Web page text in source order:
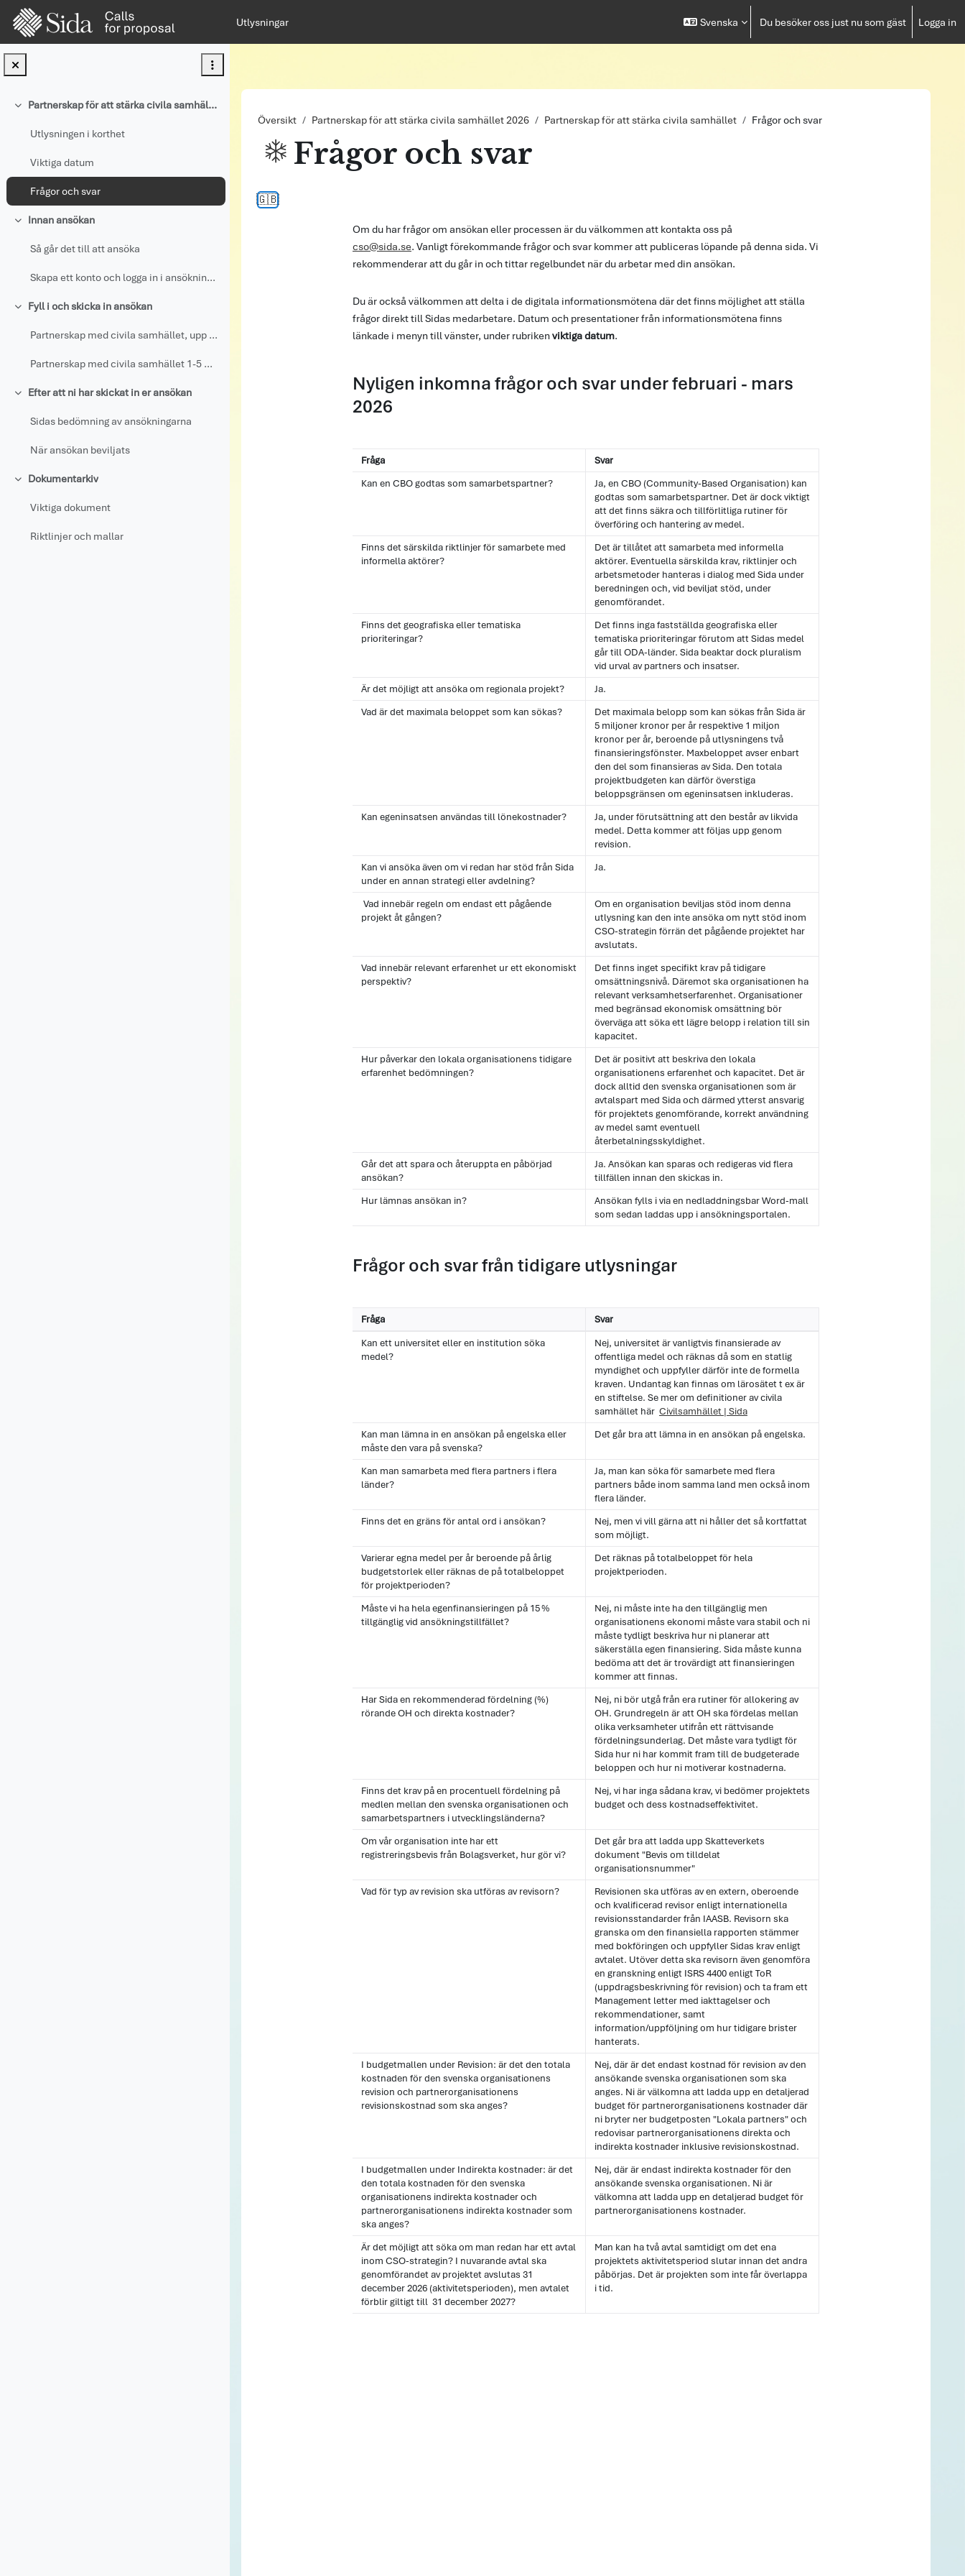
Gå direkt till huvudinnehåll
Utlysningar
Svenska Du besöker oss just nu som gäst Logga in
Fäll ihop
Partnerskap för att stärka civila samhället
Utlysningen i korthet
Viktiga datum
Frågor och svar
Fäll ihop
Innan ansökan
Så går det till att ansöka
Skapa ett konto och logga in i ansökningsportalen
Fäll ihop
Fyll i och skicka in ansökan
Partnerskap med civila samhället, upp till 1 MSEK
Partnerskap med civila samhället 1-5 MSEK
Fäll ihop
Efter att ni har skickat in er ansökan
Sidas bedömning av ansökningarna
När ansökan beviljats
Fäll ihop
Dokumentarkiv
Viktiga dokument
Riktlinjer och mallar
Översikt Partnerskap för att stärka civila samhället 2026 Partnerskap för att stärka civila samhället Frågor och svar
Frågor och svar
🇬🇧
Om du har frågor om ansökan eller processen är du välkommen att kontakta oss på
cso@sida.se. Vanligt förekommande frågor och svar kommer att publiceras löpande på denna sida. Vi
rekommenderar att du går in och tittar regelbundet när du arbetar med din ansökan.
Du är också välkommen att delta i de digitala informationsmötena där det finns möjlighet att ställa
frågor direkt till Sidas medarbetare. Datum och presentationer från informationsmötena finns
länkade i menyn till vänster, under rubrikenviktiga datum.
Nyligen inkomna frågor och svar under februari - mars
2026
Fråga
Svar
Kan en CBO godtas som samarbetspartner?
Ja, en CBO (Community-Based Organisation) kan
godtas som samarbetspartner. Det är dock viktigt
att det finns säkra och tillförlitliga rutiner för
överföring och hantering av medel.
Finns det särskilda riktlinjer för samarbete med
informella aktörer?
Det är tillåtet att samarbeta med informella
aktörer. Eventuella särskilda krav, riktlinjer och
arbetsmetoder hanteras i dialog med Sida under
beredningen och, vid beviljat stöd, under
genomförandet.
Finns det geografiska eller tematiska
prioriteringar?
Det finns inga fastställda geografiska eller
tematiska prioriteringar förutom att Sidas medel
går till ODA-länder. Sida beaktar dock pluralism
vid urval av partners och insatser.
Är det möjligt att ansöka om regionala projekt?
Ja.
Vad är det maximala beloppet som kan sökas?
Det maximala belopp som kan sökas från Sida är
5 miljoner kronor per år respektive 1 miljon
kronor per år, beroende på utlysningens två
finansieringsfönster. Maxbeloppet avser enbart
den del som finansieras av Sida. Den totala
projektbudgeten kan därför överstiga
beloppsgränsen om egeninsatsen inkluderas.
Kan egeninsatsen användas till lönekostnader?
Ja, under förutsättning att den består av likvida
medel. Detta kommer att följas upp genom
revision.
Kan vi ansöka även om vi redan har stöd från Sida
under en annan strategi eller avdelning?
Ja.
Vad innebär regeln om endast ett pågående
projekt åt gången?
Om en organisation beviljas stöd inom denna
utlysning kan den inte ansöka om nytt stöd inom
CSO-strategin förrän det pågående projektet har
avslutats.
Vad innebär relevant erfarenhet ur ett ekonomiskt
perspektiv?
Det finns inget specifikt krav på tidigare
omsättningsnivå. Däremot ska organisationen ha
relevant verksamhetserfarenhet. Organisationer
med begränsad ekonomisk omsättning bör
överväga att söka ett lägre belopp i relation till sin
kapacitet.
Hur påverkar den lokala organisationens tidigare
erfarenhet bedömningen?
Det är positivt att beskriva den lokala
organisationens erfarenhet och kapacitet. Det är
dock alltid den svenska organisationen som är
avtalspart med Sida och därmed ytterst ansvarig
för projektets genomförande, korrekt användning
av medel samt eventuell
återbetalningsskyldighet.
Går det att spara och återuppta en påbörjad
ansökan?
Ja. Ansökan kan sparas och redigeras vid flera
tillfällen innan den skickas in.
Hur lämnas ansökan in?
Ansökan fylls i via en nedladdningsbar Word-mall
som sedan laddas upp i ansökningsportalen.
Frågor och svar från tidigare utlysningar
Fråga
Svar
Kan ett universitet eller en institution söka
medel?
Nej, universitet är vanligtvis finansierade av
offentliga medel och räknas då som en statlig
myndighet och uppfyller därför inte de formella
kraven. Undantag kan finnas om lärosätet t ex är
en stiftelse. Se mer om definitioner av civila
samhället här Civilsamhället | Sida
Kan man lämna in en ansökan på engelska eller
måste den vara på svenska?
Det går bra att lämna in en ansökan på engelska.
Kan man samarbeta med flera partners i flera
länder?
Ja, man kan söka för samarbete med flera
partners både inom samma land men också inom
flera länder.
Finns det en gräns för antal ord i ansökan?
Nej, men vi vill gärna att ni håller det så kortfattat
som möjligt.
Varierar egna medel per år beroende på årlig
budgetstorlek eller räknas de på totalbeloppet
för projektperioden?
Det räknas på totalbeloppet för hela
projektperioden.
Måste vi ha hela egenfinansieringen på 15 %
tillgänglig vid ansökningstillfället?
Nej, ni måste inte ha den tillgänglig men
organisationens ekonomi måste vara stabil och ni
måste tydligt beskriva hur ni planerar att
säkerställa egen finansiering. Sida måste kunna
bedöma att det är trovärdigt att finansieringen
kommer att finnas.
Har Sida en rekommenderad fördelning (%)
rörande OH och direkta kostnader?
Nej, ni bör utgå från era rutiner för allokering av
OH. Grundregeln är att OH ska fördelas mellan
olika verksamheter utifrån ett rättvisande
fördelningsunderlag. Det måste vara tydligt för
Sida hur ni har kommit fram till de budgeterade
beloppen och hur ni motiverar kostnaderna.
Finns det krav på en procentuell fördelning på
medlen mellan den svenska organisationen och
samarbetspartners i utvecklingsländerna?
Nej, vi har inga sådana krav, vi bedömer projektets
budget och dess kostnadseffektivitet.
Om vår organisation inte har ett
registreringsbevis från Bolagsverket, hur gör vi?
Det går bra att ladda upp Skatteverkets
dokument "Bevis om tilldelat
organisationsnummer"
Vad för typ av revision ska utföras av revisorn?
Revisionen ska utföras av en extern, oberoende
och kvalificerad revisor enligt internationella
revisionsstandarder från IAASB. Revisorn ska
granska om den finansiella rapporten stämmer
med bokföringen och uppfyller Sidas krav enligt
avtalet. Utöver detta ska revisorn även genomföra
en granskning enligt ISRS 4400 enligt ToR
(uppdragsbeskrivning för revision) och ta fram ett
Management letter med iakttagelser och
rekommendationer, samt
information/uppföljning om hur tidigare brister
hanterats.
I budgetmallen under Revision: är det den totala
kostnaden för den svenska organisationens
revision och partnerorganisationens
revisionskostnad som ska anges?
Nej, där är det endast kostnad för revision av den
ansökande svenska organisationen som ska
anges. Ni är välkomna att ladda upp en detaljerad
budget för partnerorganisationens kostnader där
ni bryter ner budgetposten "Lokala partners" och
redovisar partnerorganisationens direkta och
indirekta kostnader inklusive revisionskostnad.
I budgetmallen under Indirekta kostnader: är det
den totala kostnaden för den svenska
organisationens indirekta kostnader och
partnerorganisationens indirekta kostnader som
ska anges?
Nej, där är endast indirekta kostnader för den
ansökande svenska organisationen. Ni är
välkomna att ladda upp en detaljerad budget för
partnerorganisationens kostnader.
Är det möjligt att söka om man redan har ett avtal
inom CSO-strategin? I nuvarande avtal ska
genomförandet av projektet avslutas 31
december 2026 (aktivitetsperioden), men avtalet
förblir giltigt till 31 december 2027?
Man kan ha två avtal samtidigt om det ena
projektets aktivitetsperiod slutar innan det andra
påbörjas. Det är projekten som inte får överlappa
i tid.